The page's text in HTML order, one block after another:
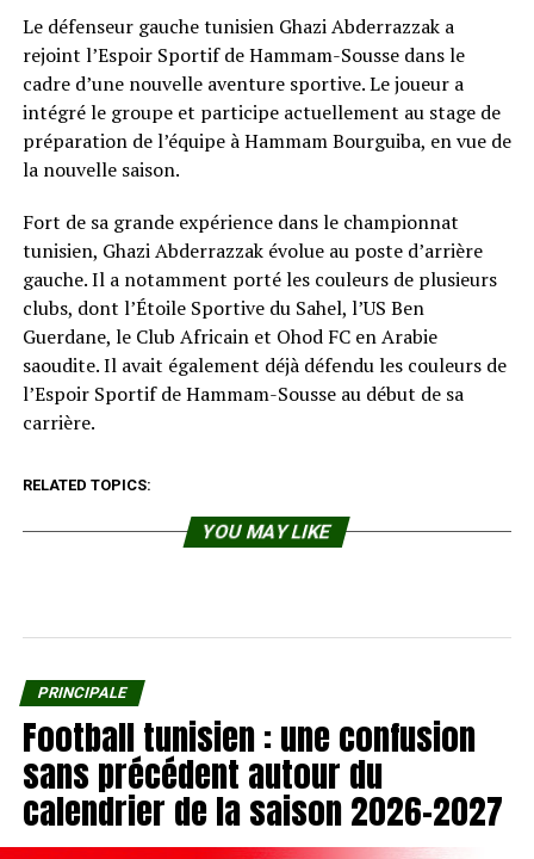
Le défenseur gauche tunisien Ghazi Abderrazzak a
rejoint l’Espoir Sportif de Hammam-Sousse dans le
cadre d’une nouvelle aventure sportive. Le joueur a
intégré le groupe et participe actuellement au stage de
préparation de l’équipe à Hammam Bourguiba, en vue de
la nouvelle saison.
Fort de sa grande expérience dans le championnat
tunisien, Ghazi Abderrazzak évolue au poste d’arrière
gauche. Il a notamment porté les couleurs de plusieurs
clubs, dont l’Étoile Sportive du Sahel, l’US Ben
Guerdane, le Club Africain et Ohod FC en Arabie
saoudite. Il avait également déjà défendu les couleurs de
l’Espoir Sportif de Hammam-Sousse au début de sa
carrière.
RELATED TOPICS:
YOU MAY LIKE
PRINCIPALE
Football tunisien : une confusion
sans précédent autour du
calendrier de la saison 2026-2027